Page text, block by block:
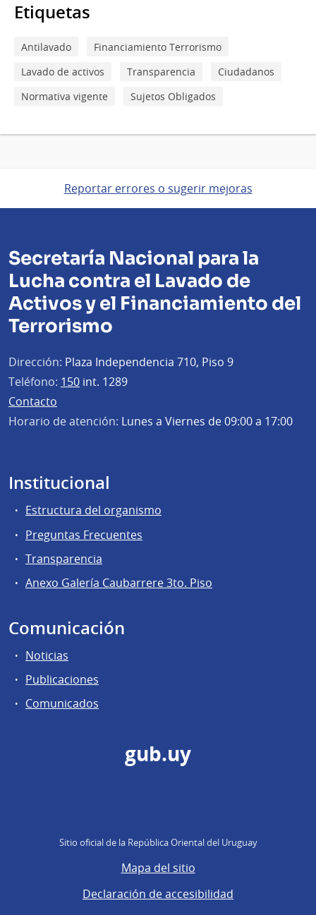
Etiquetas
Antilavado
Financiamiento Terrorismo
Lavado de activos
Transparencia
Ciudadanos
Normativa vigente
Sujetos Obligados
Reportar errores o sugerir mejoras
Secretaría Nacional para la
Lucha contra el Lavado de
Activos y el Financiamiento del
Terrorismo
Dirección: Plaza Independencia 710, Piso 9
Teléfono: 150 int. 1289
Contacto
Horario de atención: Lunes a Viernes de 09:00 a 17:00
Institucional
Estructura del organismo
Preguntas Frecuentes
Transparencia
Anexo Galería Caubarrere 3to. Piso
Comunicación
Noticias
Publicaciones
Comunicados
gub.uy
Sitio oficial de la República Oriental del Uruguay
Mapa del sitio
Declaración de accesibilidad